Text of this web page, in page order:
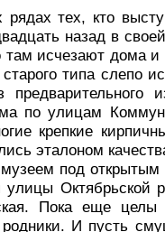
тех, кто
назад в
там исчезают дома
типа слепо
по улицам
крепкие
эталоном
под открытым
Октябрьской
Пока еще целы
И пусть